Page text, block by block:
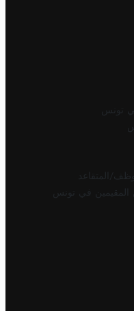
تونس
المتقاعد
المقيمين في تونس